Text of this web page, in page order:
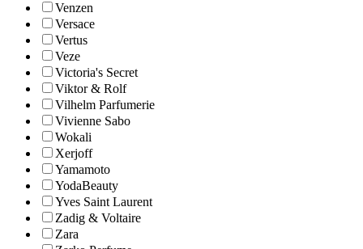
Venzen
Versace
Vertus
Veze
Victoria's Secret
Viktor & Rolf
Vilhelm Parfumerie
Vivienne Sabo
Wokali
Xerjoff
Yamamoto
YodaBeauty
Yves Saint Laurent
Zadig & Voltaire
Zara